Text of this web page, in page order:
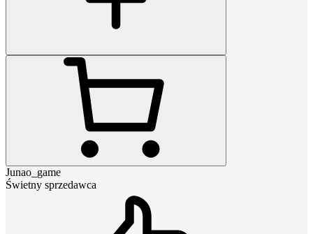
Junao_game
Świetny sprzedawca